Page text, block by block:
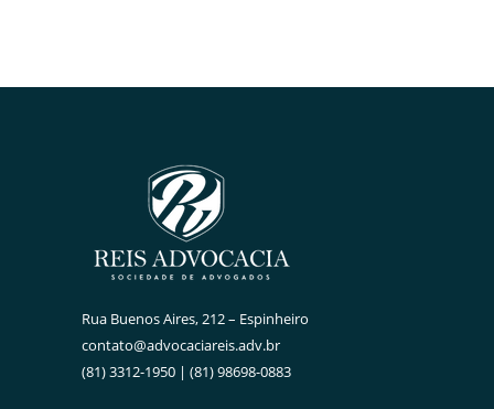
Rua Buenos Aires, 212 – Espinheiro
contato@advocaciareis.adv.br
(81) 3312-1950 | (81) 98698-0883